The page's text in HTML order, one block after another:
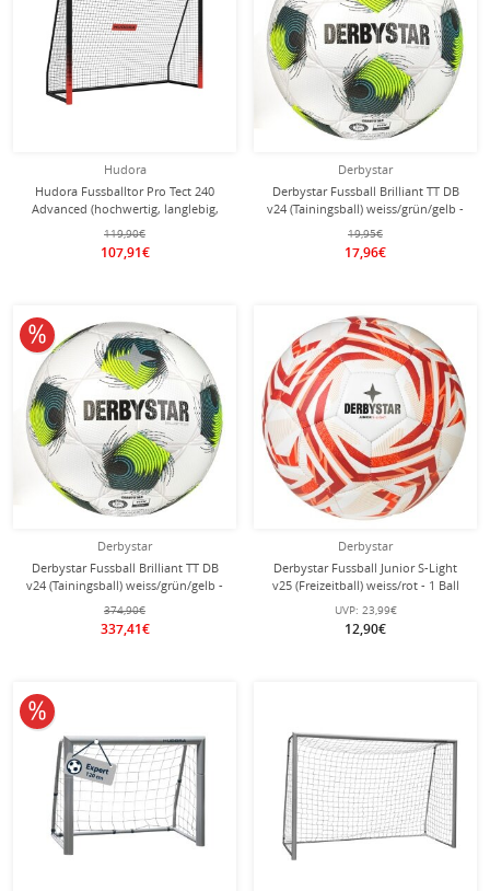
Hudora
Hudora Fussballtor Pro Tect 240
Advanced (hochwertig, langlebig,
einfacher Aufbau) schwarz -
240x160x85cm
119,90€
107,91€
Derbystar
Derbystar Fussball Brilliant TT DB
v24 (Tainingsball) weiss/grün/gelb -
1 Ball
19,95€
17,96€
Derbystar
Derbystar Fussball Brilliant TT DB
v24 (Tainingsball) weiss/grün/gelb -
20 Bälle im Karton
374,90€
337,41€
10% reduziert
Derbystar
Derbystar Fussball Junior S-Light
v25 (Freizeitball) weiss/rot - 1 Ball
UVP: 23,99€
12,90€
10% reduziert